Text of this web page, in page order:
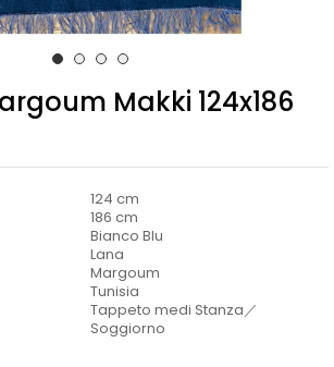
Makki 124x186
124 cm
186 cm
Bianco Blu
Lana
Margoum
Tunisia
Tappeto medi Stanza／
Soggiorno